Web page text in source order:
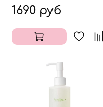
1690 руб